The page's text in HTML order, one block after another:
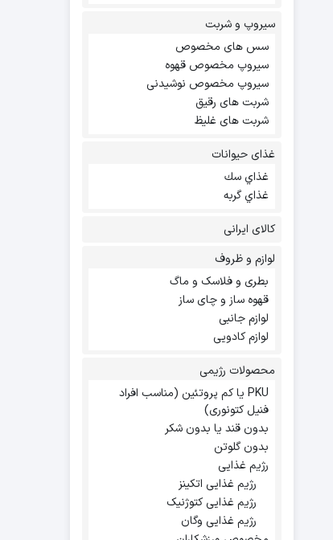
سیروپ و شربت
سس های مخصوص
سیروپ مخصوص قهوه
سیروپ مخصوص نوشیدنی
شربت های رقیق
شربت های غلیظ
غذای حیوانات
غذاي سك
غذاي گربه
کالای ایرانی
لوازم و ظروف
بطری و فلاسک و ماگ
قهوه ساز و چای ساز
لوازم جانبی
لوازم کادویی
محصولات رژیمی
PKU یا کم پروتئین (مناسب افراد
فنیل کتونوری)
بدون قند یا بدون شکر
بدون گلوتن
رژیم غذایی
رژیم غذایی اتکینز
رژیم غذایی کتوژنیک
رژیم غذایی وگان